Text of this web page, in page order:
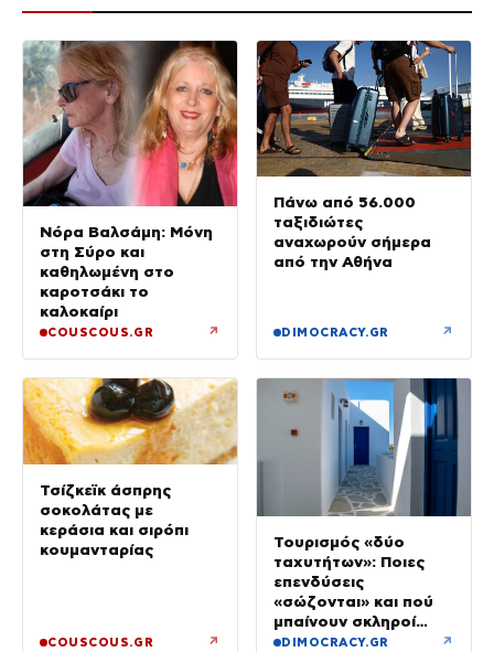
Νόρα Βαλσάμη: Μόνη
στη Σύρο και
καθηλωμένη στο
καροτσάκι το
καλοκαίρι
COUSCOUS.GR ↗
Πάνω από 56.000
ταξιδιώτες
αναχωρούν σήμερα
από την Αθήνα
DIMOCRACY.GR ↗
Τσίζκεϊκ άσπρης
σοκολάτας με
κεράσια και σιρόπι
κουμανταρίας
COUSCOUS.GR ↗
Τουρισμός «δύο
ταχυτήτων»: Ποιες
επενδύσεις
«σώζονται» και πού
μπαίνουν σκληροί
περιορισμοί
DIMOCRACY.GR ↗